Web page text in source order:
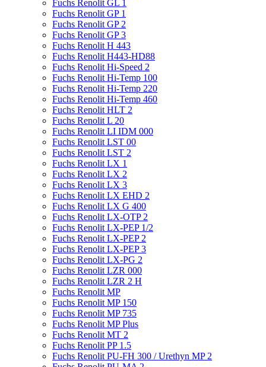
Fuchs Renolit GL 1
Fuchs Renolit GP 1
Fuchs Renolit GP 2
Fuchs Renolit GP 3
Fuchs Renolit H 443
Fuchs Renolit H443-HD88
Fuchs Renolit Hi-Speed 2
Fuchs Renolit Hi-Temp 100
Fuchs Renolit Hi-Temp 220
Fuchs Renolit Hi-Temp 460
Fuchs Renolit HLT 2
Fuchs Renolit L 20
Fuchs Renolit LI IDM 000
Fuchs Renolit LST 00
Fuchs Renolit LST 2
Fuchs Renolit LX 1
Fuchs Renolit LX 2
Fuchs Renolit LX 3
Fuchs Renolit LX EHD 2
Fuchs Renolit LX G 400
Fuchs Renolit LX-OTP 2
Fuchs Renolit LX-PEP 1/2
Fuchs Renolit LX-PEP 2
Fuchs Renolit LX-PEP 3
Fuchs Renolit LX-PG 2
Fuchs Renolit LZR 000
Fuchs Renolit LZR 2 H
Fuchs Renolit MP
Fuchs Renolit MP 150
Fuchs Renolit MP 735
Fuchs Renolit MP Plus
Fuchs Renolit MT 2
Fuchs Renolit PP 1.5
Fuchs Renolit PU-FH 300 / Urethyn MP 2